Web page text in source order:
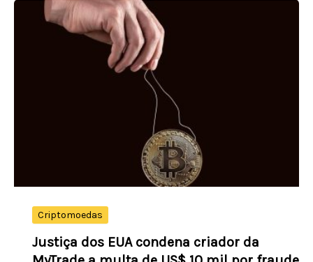
do
concurso
Criptomoedas
Justiça dos EUA condena criador da